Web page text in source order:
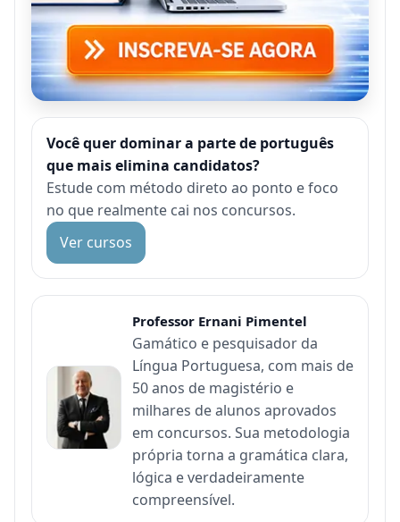
Você quer dominar a parte de português
que mais elimina candidatos?
Estude com método direto ao ponto e foco
no que realmente cai nos concursos.
Ver cursos
Professor Ernani Pimentel
Gamático e pesquisador da
Língua Portuguesa, com mais de
50 anos de magistério e
milhares de alunos aprovados
em concursos. Sua metodologia
própria torna a gramática clara,
lógica e verdadeiramente
compreensível.